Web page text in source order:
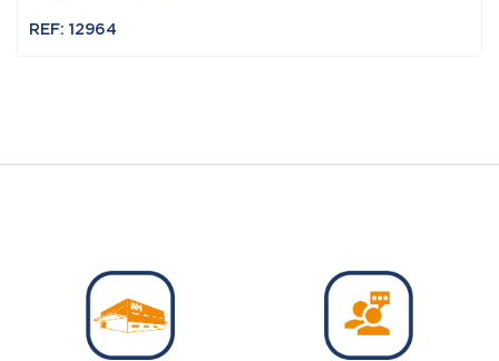
REF: 12964